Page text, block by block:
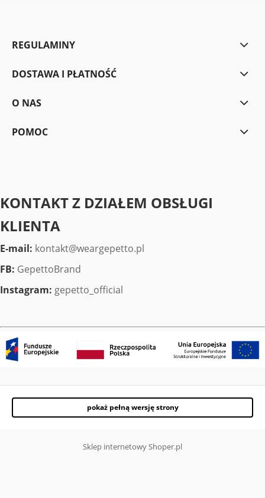
REGULAMINY
DOSTAWA I PŁATNOŚĆ
O NAS
POMOC
KONTAKT Z DZIAŁEM OBSŁUGI
KLIENTA
E-mail: kontakt@weargepetto.pl
FB: GepettoBrand
Instagram: gepetto_official
pokaż pełną wersję strony
Sklep internetowy Shoper.pl